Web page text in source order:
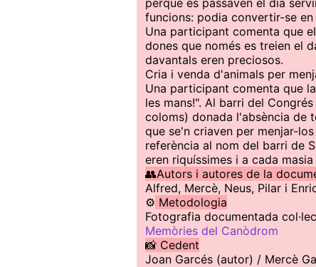
perquè es passaven el dia
funcions: podia convertir-se
Una participant comenta que
dones que només es treien el
davantals eren preciosos.
Cria i venda d'animals per
Una participant comenta que
les mans!". Al barri del
coloms) donada l'absència de
que se'n criaven per menjar-
referència al nom del barri de
eren riquíssimes i a cada
👥Autors i autores de la
Alfred, Mercè, Neus, Pilar i
⚙️ Metodologia
Fotografia documentada
Memòries del Canòdrom
📸 Cedent
Joan Garcés (autor) / Mercè